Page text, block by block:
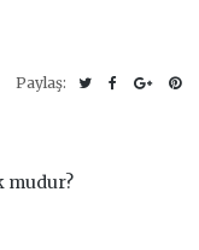
Paylaş:
mudur?